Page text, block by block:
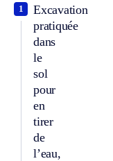
Excavation
pratiquée
dans
le
sol
pour
en
tirer
de
l’eau,
1